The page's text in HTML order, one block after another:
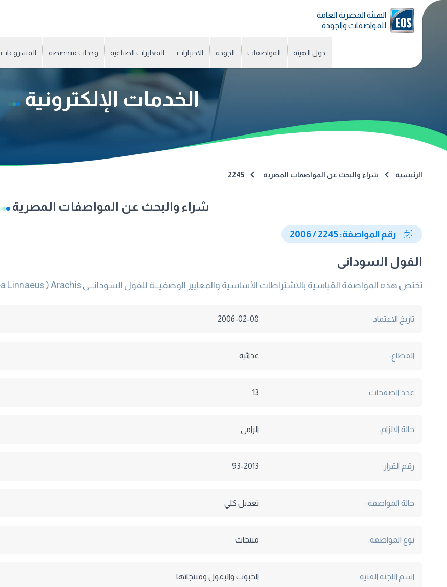
الهيئة المصرية العامة
للمواصفات والجودة
حول الهيئة المواصفات الجودة الاختبارات المعايرات الصناعية وحدات متخصصة المشروعات
الخدمات الإلكترونية
الرئيسية شراء والبحث عن المواصفات المصرية 2245
شراء والبحث عن المواصفات المصرية
رقم المواصفة: 2245 / 2006
الفول السودانى
تختص هذه المواصفة القياسية بالاشتراطات الأساسية والمعايير الوصفيـــة للفول السودانـــى hypogaea Linnaeus ) Arachis (المعدة للاستهلاك الآدمى أو لاستخراج الزيت .
تاريخ الاعتماد: 2006-02-08
القطاع: غذائية
عدد الصفحات: 13
حالة الالزام: الزامى
رقم القرار: 93-2013
حالة المواصفة: تعديل كلي
نوع المواصفة: منتجات
اسم اللجنة الفنية: الحبوب والبقول ومنتجاتها